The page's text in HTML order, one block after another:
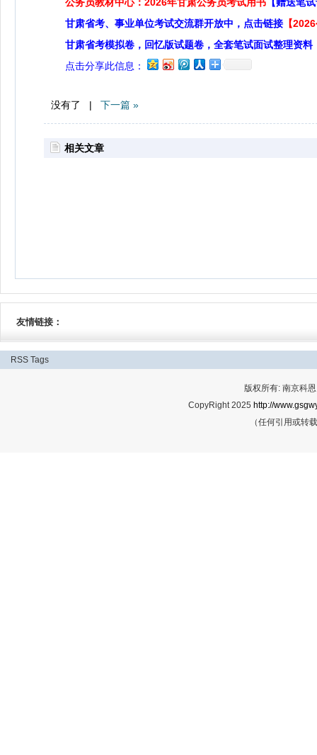
甘肃省考、事业单位考试交流群开放中，点击链接 【
甘肃省考模拟卷，回忆版试题卷，全套笔试面试整理资料
点击分享此信息：
没有了 | 下一篇 »
相关文章
友情链接：
RSS Tags
版权所有: 南京科
CopyRight 2025 http://
（任何引用或转